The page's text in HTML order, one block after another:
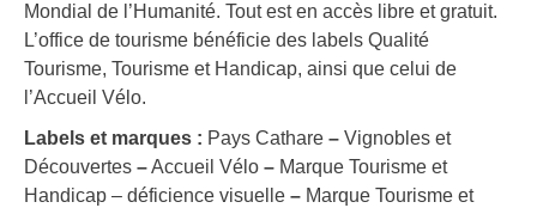
Mondial de l’Humanité. Tout est en accès libre et gratuit.
L’office de tourisme bénéficie des labels Qualité
Tourisme, Tourisme et Handicap, ainsi que celui de
l’Accueil Vélo.
Labels et marques : Pays Cathare – Vignobles et
Découvertes –Accueil Vélo – Marque Tourisme et
Handicap – déficience visuelle – Marque Tourisme et